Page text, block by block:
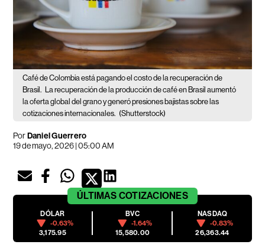
Café de Colombia está pagando el costo de la recuperación de
Brasil. La recuperación de la producción de café en Brasil aumentó
la oferta global del grano y generó presiones bajistas sobre las
cotizaciones internacionales. (Shutterstock)
PorDaniel Guerrero
19 de mayo, 2026 | 05:00 AM
ÚLTIMAS COTIZACIONES
DÓLAR
-0.63%
3,175.95
BVC
-1.64%
15,580.00
NASDAQ
-0.83%
26,363.44